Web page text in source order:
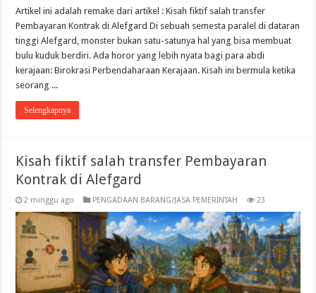
Artikel ini adalah remake dari artikel : Kisah fiktif salah transfer
Pembayaran Kontrak di Alefgard Di sebuah semesta paralel di dataran
tinggi Alefgard, monster bukan satu-satunya hal yang bisa membuat
bulu kuduk berdiri. Ada horor yang lebih nyata bagi para abdi
kerajaan: Birokrasi Perbendaharaan Kerajaan. Kisah ini bermula ketika
seorang ...
Selengkapnya
Kisah fiktif salah transfer Pembayaran
Kontrak di Alefgard
2 minggu ago PENGADAAN BARANG/JASA PEMERINTAH 23